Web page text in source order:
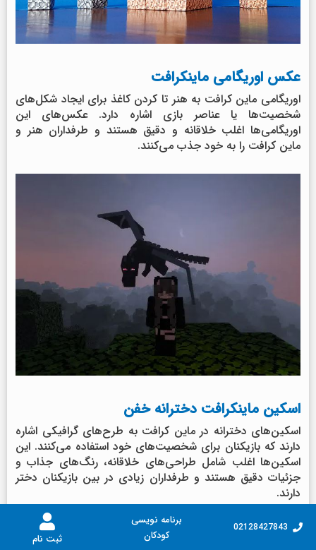
02128427843
برنامه نویسی
کودکان
ثبت نام
عکس اوریگامی ماینکرافت
اوریگامی ماین کرافت به هنر تا کردن کاغذ برای ایجاد شکل‌های
شخصیت‌ها یا عناصر بازی اشاره دارد. عکس‌های این
اوریگامی‌ها اغلب خلاقانه و دقیق هستند و طرفداران هنر و
ماین کرافت را به خود جذب می‌کنند.
اسکین ماینکرافت دخترانه خفن
اسکین‌های دخترانه در ماین کرافت به طرح‌های گرافیکی اشاره
دارند که بازیکنان برای شخصیت‌های خود استفاده می‌کنند. این
اسکین‌ها اغلب شامل طراحی‌های خلاقانه، رنگ‌های جذاب و
جزئیات دقیق هستند و طرفداران زیادی در بین بازیکنان دختر
دارند.